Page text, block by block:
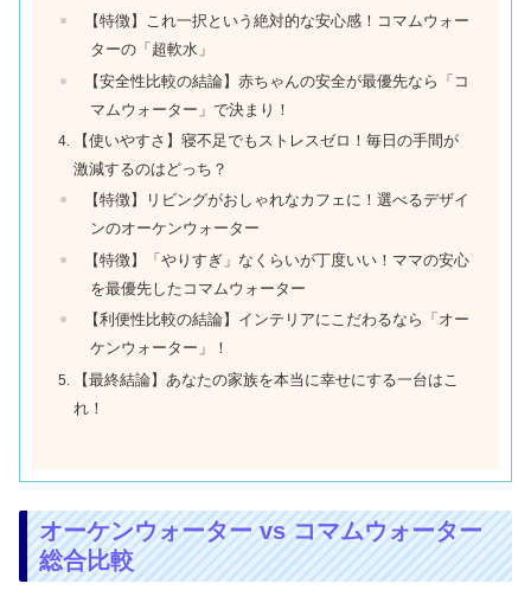
【特徴】これ一択という絶対的な安心感！コマムウォー
ターの「超軟水」
【安全性比較の結論】赤ちゃんの安全が最優先なら「コ
マムウォーター」で決まり！
【使いやすさ】寝不足でもストレスゼロ！毎日の手間が
激減するのはどっち？
【特徴】リビングがおしゃれなカフェに！選べるデザイ
ンのオーケンウォーター
【特徴】「やりすぎ」なくらいが丁度いい！ママの安心
を最優先したコマムウォーター
【利便性比較の結論】インテリアにこだわるなら「オー
ケンウォーター」！
【最終結論】あなたの家族を本当に幸せにする一台はこ
れ！
オーケンウォーター vs コマムウォーター
総合比較